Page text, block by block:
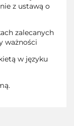
z ustawą o
zalecanych
ważności
w języku